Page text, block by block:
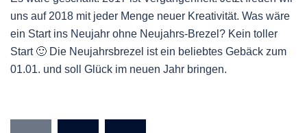
uns auf 2018 mit jeder Menge neuer Kreativität. Was wäre
ein Start ins Neujahr ohne Neujahrs-Brezel? Kein toller
Start 🙂 Die Neujahrsbrezel ist ein beliebtes Gebäck zum
01.01. und soll Glück im neuen Jahr bringen.